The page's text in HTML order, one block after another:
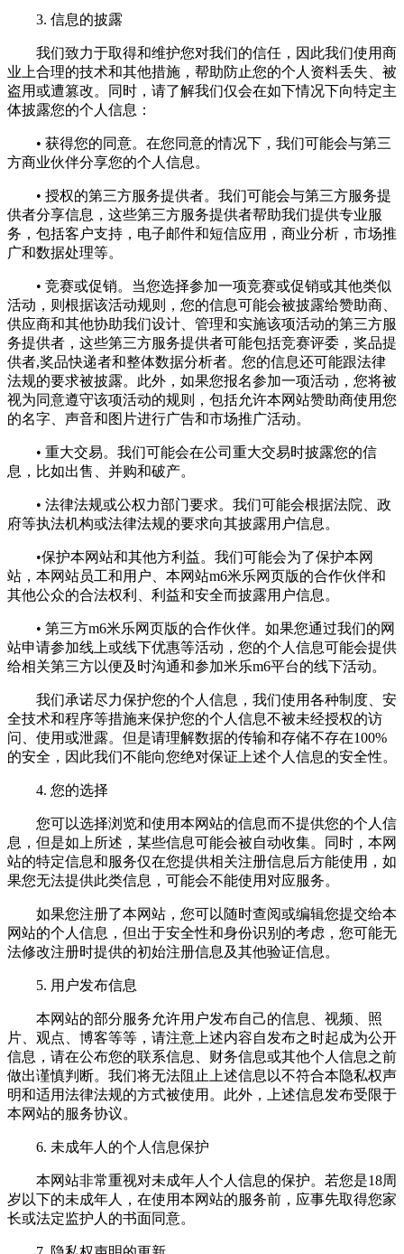
3. 信息的披露
我们致力于取得和维护您对我们的信任，因此我们使用商
业上合理的技术和其他措施，帮助防止您的个人资料丢失、被
盗用或遭篡改。同时，请了解我们仅会在如下情况下向特定主
体披露您的个人信息：
• 获得您的同意。在您同意的情况下，我们可能会与第三
方商业伙伴分享您的个人信息。
• 授权的第三方服务提供者。我们可能会与第三方服务提
供者分享信息，这些第三方服务提供者帮助我们提供专业服
务，包括客户支持，电子邮件和短信应用，商业分析，市场推
广和数据处理等。
• 竞赛或促销。当您选择参加一项竞赛或促销或其他类似
活动，则根据该活动规则，您的信息可能会被披露给赞助商、
供应商和其他协助我们设计、管理和实施该项活动的第三方服
务提供者，这些第三方服务提供者可能包括竞赛评委，奖品提
供者,奖品快递者和整体数据分析者。您的信息还可能跟法律
法规的要求被披露。此外，如果您报名参加一项活动，您将被
视为同意遵守该项活动的规则，包括允许本网站赞助商使用您
的名字、声音和图片进行广告和市场推广活动。
• 重大交易。我们可能会在公司重大交易时披露您的信
息，比如出售、并购和破产。
• 法律法规或公权力部门要求。我们可能会根据法院、政
府等执法机构或法律法规的要求向其披露用户信息。
•保护本网站和其他方利益。我们可能会为了保护本网
站，本网站员工和用户、本网站m6米乐网页版的合作伙伴和
其他公众的合法权利、利益和安全而披露用户信息。
• 第三方m6米乐网页版的合作伙伴。如果您通过我们的网
站申请参加线上或线下优惠等活动，您的个人信息可能会提供
给相关第三方以便及时沟通和参加米乐m6平台的线下活动。
我们承诺尽力保护您的个人信息，我们使用各种制度、安
全技术和程序等措施来保护您的个人信息不被未经授权的访
问、使用或泄露。但是请理解数据的传输和存储不存在100%
的安全，因此我们不能向您绝对保证上述个人信息的安全性。
4. 您的选择
您可以选择浏览和使用本网站的信息而不提供您的个人信
息，但是如上所述，某些信息可能会被自动收集。同时，本网
站的特定信息和服务仅在您提供相关注册信息后方能使用，如
果您无法提供此类信息，可能会不能使用对应服务。
如果您注册了本网站，您可以随时查阅或编辑您提交给本
网站的个人信息，但出于安全性和身份识别的考虑，您可能无
法修改注册时提供的初始注册信息及其他验证信息。
5. 用户发布信息
本网站的部分服务允许用户发布自己的信息、视频、照
片、观点、博客等等，请注意上述内容自发布之时起成为公开
信息，请在公布您的联系信息、财务信息或其他个人信息之前
做出谨慎判断。我们将无法阻止上述信息以不符合本隐私权声
明和适用法律法规的方式被使用。此外，上述信息发布受限于
本网站的服务协议。
6. 未成年人的个人信息保护
本网站非常重视对未成年人个人信息的保护。若您是18周
岁以下的未成年人，在使用本网站的服务前，应事先取得您家
长或法定监护人的书面同意。